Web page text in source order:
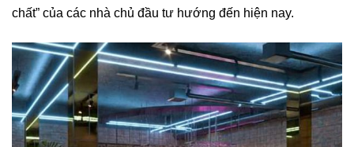
chất” của các nhà chủ đầu tư hướng đến hiện nay.